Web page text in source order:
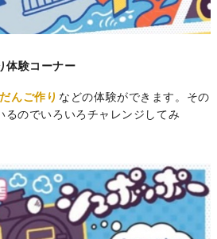
験コーナー
んご作り などの体験ができます。その
るのでいろいろチャレンジしてみ